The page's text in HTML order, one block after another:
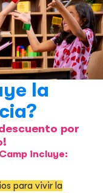
la
por
incluye:
para vivir la